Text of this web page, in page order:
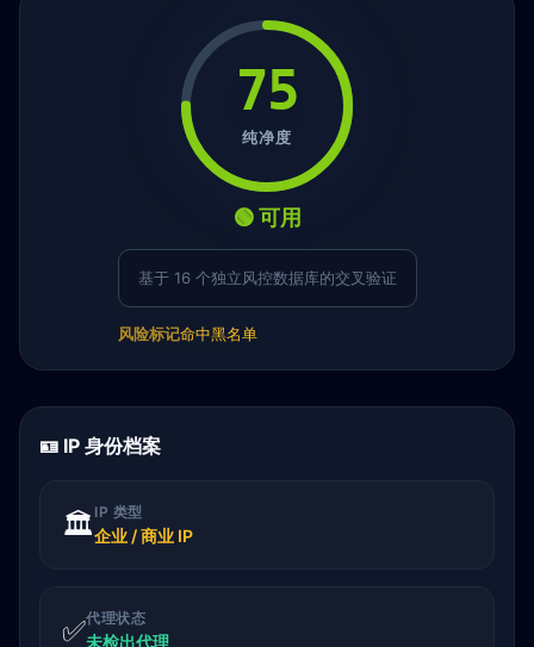
75
纯净度
🟢 可用
基于 16 个独立风控数据库的交叉验证
风险标记命中黑名单
🪪 IP 身份档案
🏛️ IP 类型
企业 / 商业 IP
✅代理状态
未检出代理